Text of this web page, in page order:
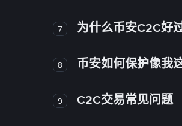
7 为什么币安C2C好
8 币安如何保护像我
9 C2C交易常见问题